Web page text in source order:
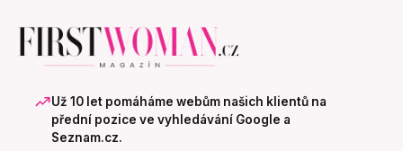
Už 10 let pomáháme webům našich klientů na
přední pozice ve vyhledávání Google a
Seznam.cz.